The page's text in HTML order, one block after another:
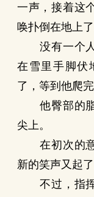
一声，接着这
唤扑倒在地上了
没有一个人
在雪里手脚伏
了，等到他爬
他臀部的脂
尖上。
在初次的意
新的笑声又起了
不过，指挥